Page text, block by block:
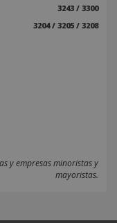
3243 / 3300
3204 / 3205 / 3208
y empresas minoristas y
mayoristas.